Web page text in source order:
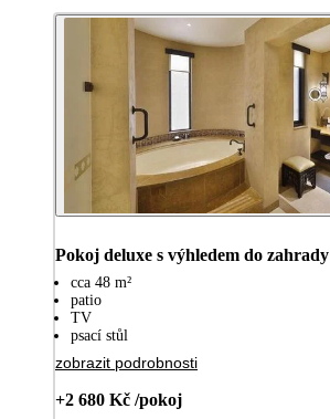
Pokoj deluxe s výhledem do zahrady
cca 48 m²
patio
TV
psací stůl
zobrazit podrobnosti
+2 680 Kč /pokoj